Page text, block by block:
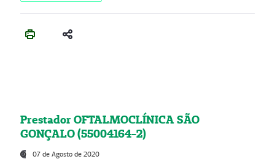
Prestador OFTALMOCLÍNICA SÃO
GONÇALO (55004164-2)
07 de Agosto de 2020